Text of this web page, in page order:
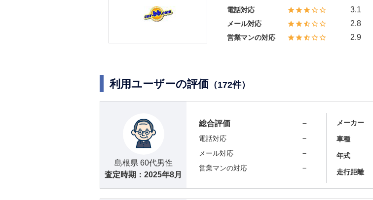
電話対応 3.1
メール対応 2.8
営業マンの対応 2.9
利用ユーザーの評価 （172件）
島根県 60代男性
査定時期： 2025年8月
総合評価 －
電話対応 －
メール対応 －
営業マンの対応 －
メーカー
車種
年式
走行距離